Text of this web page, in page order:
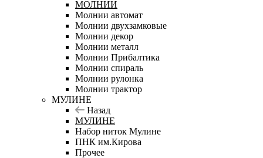
МОЛНИИ
Молнии автомат
Молнии двухзамковые
Молнии декор
Молнии металл
Молнии Прибалтика
Молнии спираль
Молнии рулонка
Молнии трактор
МУЛИНЕ
Назад
МУЛИНЕ
Набор ниток Мулине
ПНК им.Кирова
Прочее